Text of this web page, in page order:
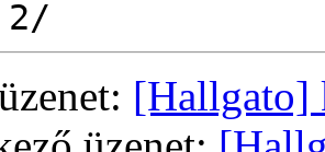
[Hallgato]